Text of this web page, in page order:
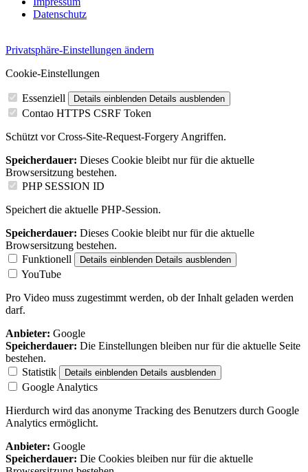
Datenschutz
Privatsphäre-Einstellungen ändern
Cookie-Einstellungen
Essenziell Details einblenden Details ausblenden
Contao HTTPS CSRF Token
Schützt vor Cross-Site-Request-Forgery Angriffen.
Speicherdauer: Dieses Cookie bleibt nur für die aktuelle
Browsersitzung bestehen.
PHP SESSION ID
Speichert die aktuelle PHP-Session.
Speicherdauer: Dieses Cookie bleibt nur für die aktuelle
Browsersitzung bestehen.
Funktionell
Details einblenden Details ausblenden
YouTube
Pro Video muss zugestimmt werden, ob der Inhalt geladen werden
darf.
Anbieter: Google
Speicherdauer: Die Einstellungen bleiben nur für die aktuelle Seite
bestehen.
Statistik
Details einblenden Details ausblenden
Google Analytics
Hierdurch wird das anonyme Tracking des Benutzers durch Google
Analytics ermöglicht.
Anbieter: Google
Speicherdauer: Die Cookies bleiben nur für die aktuelle